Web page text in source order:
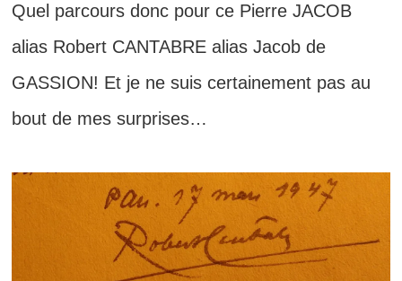
Quel parcours donc pour ce Pierre JACOB
alias Robert CANTABRE alias Jacob de
GASSION! Et je ne suis certainement pas au
bout de mes surprises…